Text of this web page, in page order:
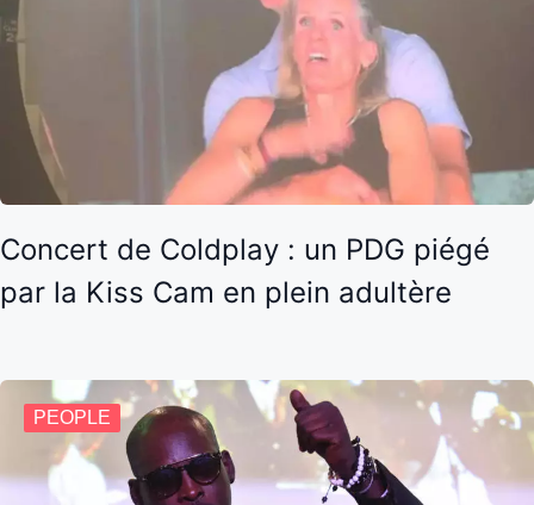
Concert de Coldplay : un PDG piégé
par la Kiss Cam en plein adultère
PEOPLE